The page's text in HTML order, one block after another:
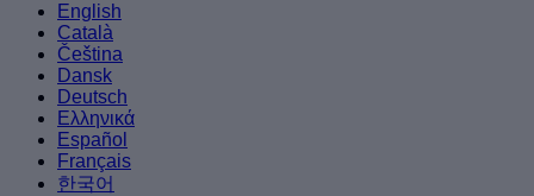
English
Català
Čeština
Dansk
Deutsch
Ελληνικά
Español
Français
한국어